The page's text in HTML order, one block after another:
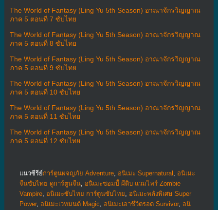
The World of Fantasy (Ling Yu 5th Season) อาณาจักรวิญญาณ
ภาค 5 ตอนที่ 7 ซับไทย
The World of Fantasy (Ling Yu 5th Season) อาณาจักรวิญญาณ
ภาค 5 ตอนที่ 8 ซับไทย
The World of Fantasy (Ling Yu 5th Season) อาณาจักรวิญญาณ
ภาค 5 ตอนที่ 9 ซับไทย
The World of Fantasy (Ling Yu 5th Season) อาณาจักรวิญญาณ
ภาค 5 ตอนที่ 10 ซับไทย
The World of Fantasy (Ling Yu 5th Season) อาณาจักรวิญญาณ
ภาค 5 ตอนที่ 11 ซับไทย
The World of Fantasy (Ling Yu 5th Season) อาณาจักรวิญญาณ
ภาค 5 ตอนที่ 12 ซับไทย
แนวซีรีย์การ์ตูนผจญภัย Adventure, อนิเมะ Supernatural , อนิเมะ
จีนซับไทย ดูการ์ตูนจีน, อนิเมะซอมบี้ ผีดิบ แวมไพร์ Zombie
Vampire, อนิเมะซับไทย การ์ตูนซับไทย, อนิเมะพลังพิเศษ Super
Power, อนิเมะเวทมนต์ Magic, อนิเมะเอาชีวิตรอด Survivor, อนิ